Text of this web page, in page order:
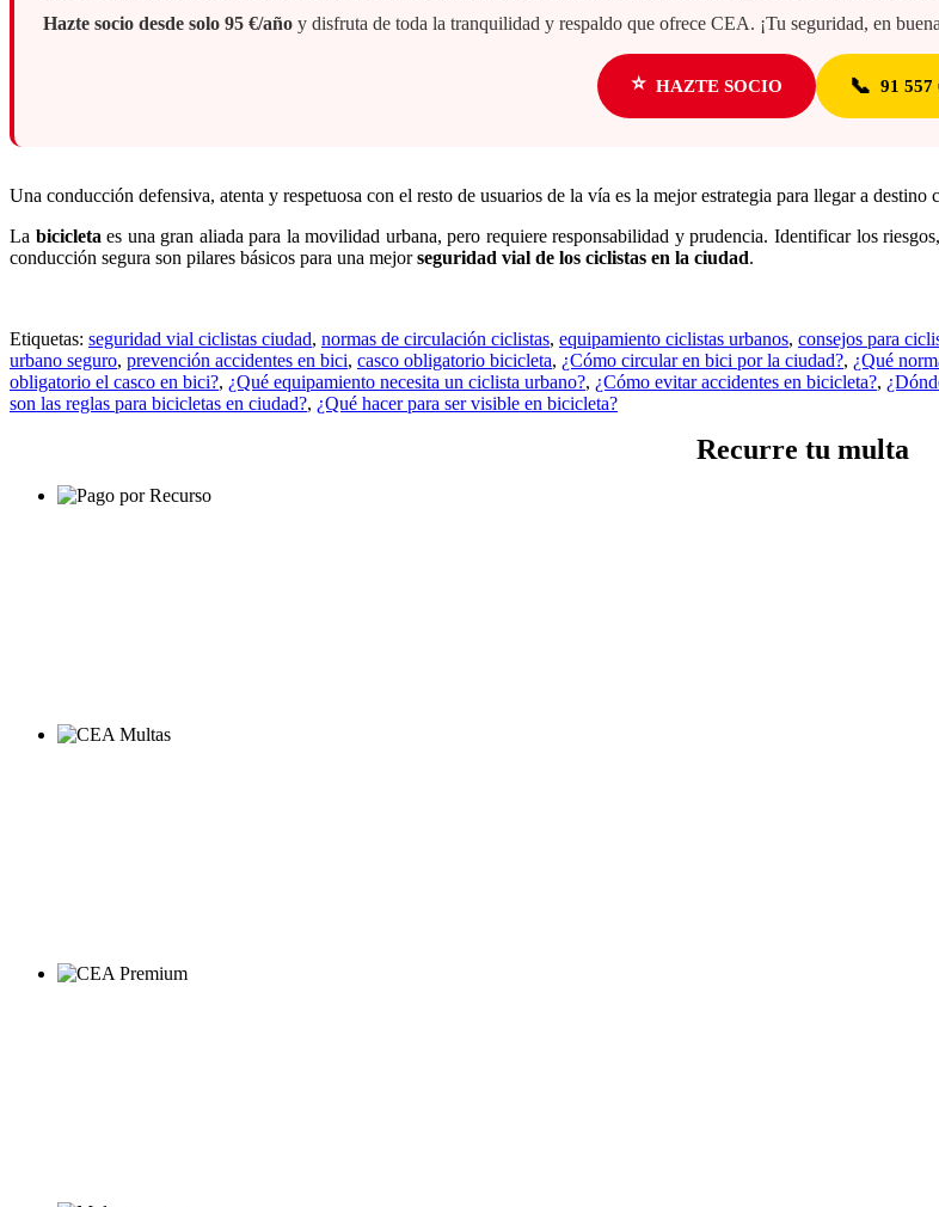
Hazte socio desde solo 95 €/año y disfruta de toda la tranquilidad y respaldo que ofrece CEA. ¡Tu seguridad, en
⭐ HAZTE SOCIO 📞 91 557
Una conducción defensiva, atenta y respetuosa con el resto de usuarios de la vía es la mejor estrategia para llegar a destino
La bicicleta es una gran aliada para la movilidad urbana, pero requiere responsabilidad y prudencia. Identificar los
conducción segura son pilares básicos para una mejorseguridad vial de los ciclistas en la ciudad.
Etiquetas: seguridad vial ciclistas ciudad, normas de circulación ciclistas, equipamiento ciclistas urbanos, consejos para
urbano seguro, prevención accidentes en bici, casco obligatorio bicicleta, ¿Cómo circular en bici por la ciudad?, ¿Qué
obligatorio el casco en bici?, ¿Qué equipamiento necesita un ciclista urbano?, ¿Cómo evitar accidentes en bicicleta?,
son las reglas para bicicletas en ciudad?, ¿Qué hacer para ser visible en bicicleta?
Recurre tu multa